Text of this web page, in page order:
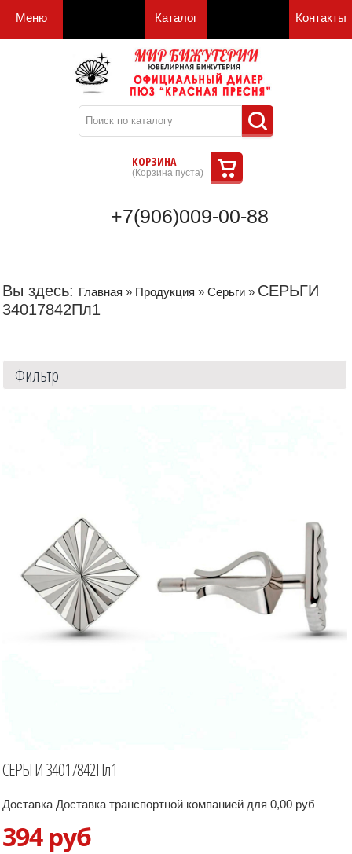
Меню Каталог Контакты
КОРЗИНА
(Корзина пуста)
+7(906)009-00-88
Вы здесь: Главная » Продукция » Серьги » СЕРЬГИ
34017842Пл1
Фильтр
СЕРЬГИ 34017842Пл1
Доставка Доставка транспортной компанией для 0,00 руб
394 руб